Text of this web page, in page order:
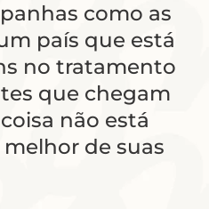
como as
país que está
no tratamento
que chegam
não está
de suas